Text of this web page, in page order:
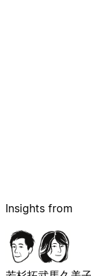
Insights from